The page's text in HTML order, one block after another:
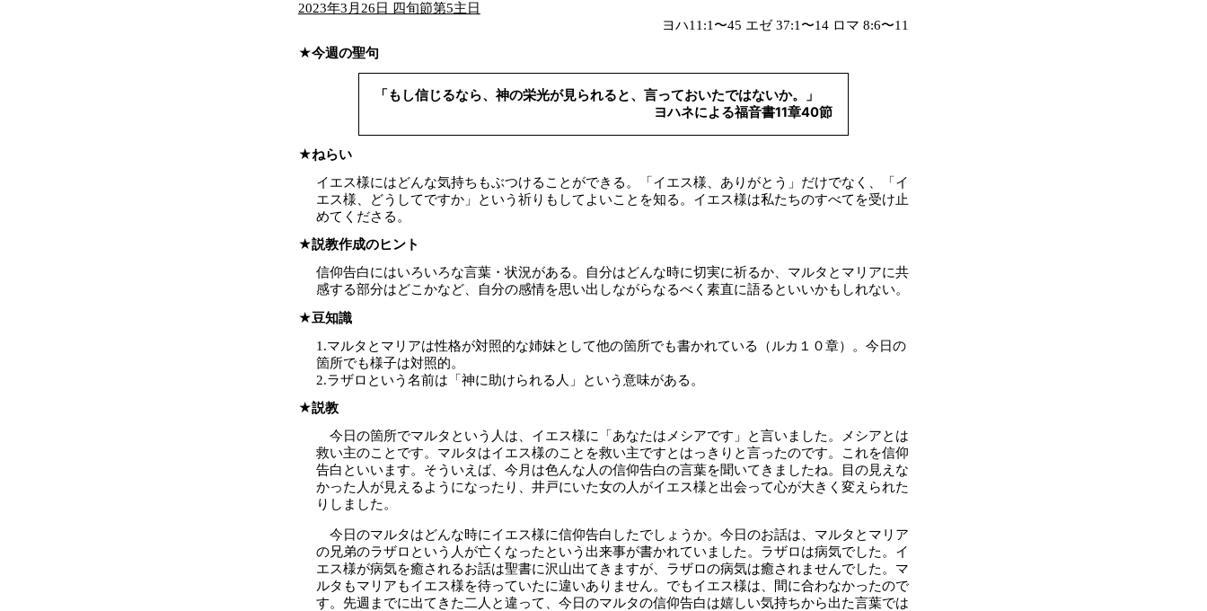
2023年3月26日 四旬節第5主日
ヨハ11:1〜45 エゼ 37:1〜14 ロマ 8:6〜11
今週の聖句
「もし信じるなら、神の栄光が見られると、言っておいたではないか。」
ヨハネによる福音書11章40節
ねらい
イエス様にはどんな気持ちもぶつけることができる。「イエス様、ありがとう」だけでなく、「イ
エス様、どうしてですか」という祈りもしてよいことを知る。イエス様は私たちのすべてを受け止
めてくださる。
説教作成のヒント
信仰告白にはいろいろな言葉・状況がある。自分はどんな時に切実に祈るか、マルタとマリアに共
感する部分はどこかなど、自分の感情を思い出しながらなるべく素直に語るといいかもしれない。
豆知識
1.マルタとマリアは性格が対照的な姉妹として他の箇所でも書かれている（ルカ１０章）。今日の
箇所でも様子は対照的。
2.ラザロという名前は「神に助けられる人」という意味がある。
説教
今日の箇所でマルタという人は、イエス様に「あなたはメシアです」と言いました。メシアとは
救い主のことです。マルタはイエス様のことを救い主ですとはっきりと言ったのです。これを信仰
告白といいます。そういえば、今月は色んな人の信仰告白の言葉を聞いてきましたね。目の見えな
かった人が見えるようになったり、井戸にいた女の人がイエス様と出会って心が大きく変えられた
りしました。
今日のマルタはどんな時にイエス様に信仰告白したでしょうか。今日のお話は、マルタとマリア
の兄弟のラザロという人が亡くなったという出来事が書かれていました。ラザロは病気でした。イ
エス様が病気を癒されるお話は聖書に沢山出てきますが、ラザロの病気は癒されませんでした。マ
ルタもマリアもイエス様を待っていたに違いありません。でもイエス様は、間に合わなかったので
す。先週までに出てきた二人と違って、今日のマルタの信仰告白は嬉しい気持ちから出た言葉では